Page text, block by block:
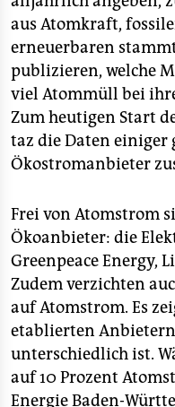
genossenschaft
epaper login
aus Atomkraft,
erneuerbaren
publizieren, welche
viel Atommüll bei
Zum heutigen Start
taz die Daten einiger
Ökostromanbieter
Frei von Atomstrom
Ökoanbieter: die
Greenpeace Energy,
Zudem verzichten
auf Atomstrom. Es
etablierten
unterschiedlich ist.
auf 10 Prozent
Energie Baden-